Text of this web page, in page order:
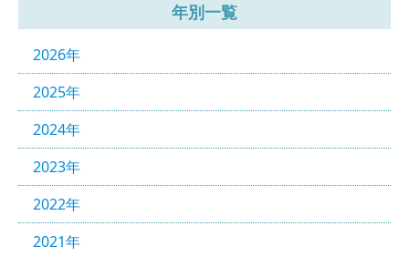
年別一覧
2026年
2025年
2024年
2023年
2022年
2021年